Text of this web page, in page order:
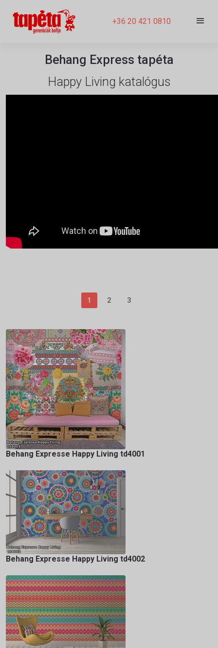
+36 20 421 0810
Behang Express tapéta
Happy Living katalógus
1 2 3
Behang Expresse Happy Living td4001
Behang Expresse Happy Living td4002